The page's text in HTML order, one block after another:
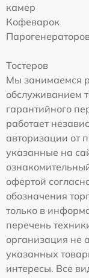
камер
Кофеварок
Тостеров
Мы занимаемся
обслуживанием
гарантийного
работает
авторизации от
указанные на
офертой
обозначения
только в
перечень
организация не
указанных
интересы. Все